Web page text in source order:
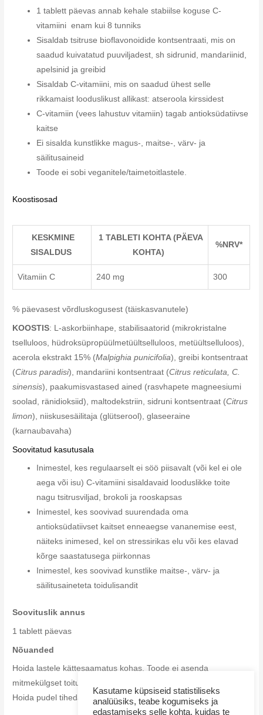
1 tablett päevas annab kehale stabiilse koguse C-
vitamiini enam kui 8 tunniks
Sisaldab tsitruse bioflavonoidide kontsentraati, mis on
saadud kuivatatud puuviljadest, sh sidrunid, mandariinid,
apelsinid ja greibid
Sisaldab C-vitamiini, mis on saadud ühest selle
rikkamaist looduslikust allikast: atseroola kirssidest
C-vitamiin (vees lahustuv vitamiin) tagab antioksüdatiivse
kaitse
Ei sisalda kunstlikke magus-, maitse-, värv- ja
säilitusaineid
Toode ei sobi veganitele/taimetoitlastele.
Koostisosad
KESKMINE
SISALDUS
1 TABLETI KOHTA (PÄEVA
KOHTA)
%NRV*
Vitamiin C 240 mg 300
% päevasest võrdluskogusest (täiskasvanutele)
KOOSTIS: L-askorbiinhape, stabilisaatorid (mikrokristalne
tselluloos, hüdroksüpropüülmetüültselluloos, metüültselluloos),
acerola ekstrakt 15% (Malpighia punicifolia), greibi kontsentraat
(Citrus paradisi), mandariini kontsentraat (Citrus reticulata, C.
sinensis), paakumisvastased ained (rasvhapete magneesiumi
soolad, ränidioksiid), maltodekstriin, sidruni kontsentraat (Citrus
limon), niiskusesäilitaja (glütserool), glaseeraine
(karnaubavaha)
Soovitatud kasutusala
Inimestel, kes regulaarselt ei söö piisavalt (või kel ei ole
aega või isu) C-vitamiini sisaldavaid looduslikke toite
nagu tsitrusviljad, brokoli ja rooskapsas
Inimestel, kes soovivad suurendada oma
antioksüdatiivset kaitset enneaegse vananemise eest,
näiteks inimesed, kel on stressirikas elu või kes elavad
kõrge saastatusega piirkonnas
Inimestel, kes soovivad kunstlike maitse-, värv- ja
säilitusaineteta toidulisandit
Soovituslik annus
1 tablett päevas
Nõuanded
Hoida lastele kättesaamatus kohas. Toode ei asenda
mitmekülgset toitumist. Mitte ületada soovitatud päevast annust.
Hoida pudel tihedalt suletud. Hoiustada jahedas kuivas kohas.
Kasutame küpsiseid statistiliseks
analüüsiks, teabe kogumiseks ja
edastamiseks selle kohta, kuidas te